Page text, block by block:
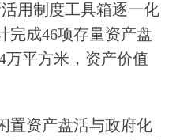
用制度工具箱逐一化
完成46项存量资产盘
万平方米，资产价值
资产盘活与政府化